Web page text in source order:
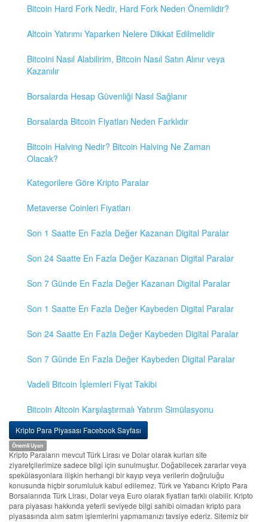
Bitcoin Hard Fork Nedir, Hard Fork Neden Önemlidir?
Altcoin Yatırımı Yaparken Nelere Dikkat Edilmelidir
Bitcoini Nasıl Alabilirim, Bitcoin Nasıl Satın Alınır veya
Kazanılır
Borsalarda Hesap Güvenliği Nasıl Sağlanır
Borsalarda Bitcoin Fiyatları Neden Farklıdır
Bitcoin Halving Nedir? Bitcoin Halving Ne Zaman
Olacak?
Kategorilere Göre Kripto Paralar
Metaverse Coinleri Fiyatları
Son 1 Saatte En Fazla Değer Kazanan Digital Paralar
Son 24 Saatte En Fazla Değer Kazanan Digital Paralar
Son 7 Günde En Fazla Değer Kazanan Digital Paralar
Son 1 Saatte En Fazla Değer Kaybeden Digital Paralar
Son 24 Saatte En Fazla Değer Kaybeden Digital Paralar
Son 7 Günde En Fazla Değer Kaybeden Digital Paralar
Vadeli Bitcoin İşlemleri Fiyat Takibi
Bitcoin Altcoin Karşılaştırmalı Yatırım Simülasyonu
Kripto Para Piyasası Facebook Sayfası
Önemli Uyarı
Kripto Paraların mevcut Türk Lirası ve Dolar olarak kurları site
ziyaretçilerimize sadece bilgi için sunulmuştur. Doğabilecek zararlar veya
spekülasyonlara ilişkin herhangi bir kayıp veya verilerin doğruluğu
konusunda hiçbir sorumluluk kabul edilemez. Türk ve Yabancı Kripto Para
Borsalarında Türk Lirası, Dolar veya Euro olarak fiyatları farklı olabilir. Kripto
para piyasası hakkında yeterli seviyede bilgi sahibi olmadan kripto para
piyasasında alım satım işlemlerini yapmamanızı tavsiye ederiz. Sitemiz bir